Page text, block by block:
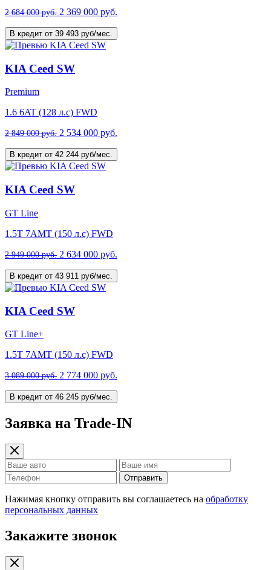
2 684 000 руб. 2 369 000 руб.
В кредит от 39 493 руб/мес.
KIA Ceed SW
Premium
1.6 6AT (128 л.с) FWD
2 849 000 руб. 2 534 000 руб.
В кредит от 42 244 руб/мес.
KIA Ceed SW
GT Line
1.5T 7AMT (150 л.с) FWD
2 949 000 руб. 2 634 000 руб.
В кредит от 43 911 руб/мес.
KIA Ceed SW
GT Line+
1.5T 7AMT (150 л.с) FWD
3 089 000 руб. 2 774 000 руб.
В кредит от 46 245 руб/мес.
Заявка на Trade-IN
Отправить
Нажимая кнопку отправить вы соглашаетесь на обработку
персональных данных
Закажите звонок